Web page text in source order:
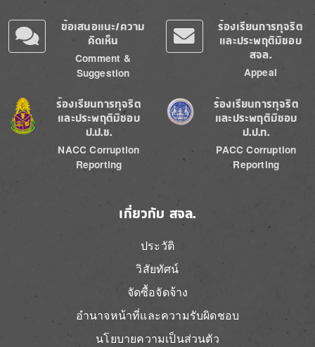
ข้อเสนอแนะ/ความ
คิดเห็น
Comment &
Suggestion
ร้องเรียนการทุจริต
และประพฤติมิชอบ
สจล.
Appeal
Image
ร้องเรียนการทุจริต
และประพฤติมิชอบ
ป.ป.ช.
NACC Corruption
Reporting
Image
ร้องเรียนการทุจริต
และประพฤติมิชอบ
ป.ป.ท.
PACC Corruption
Reporting
เกี่ยวกับ สจล.
ประวัติ
วิสัยทัศน์
จัดซื้อจัดจ้าง
อำนาจหน้าที่และความรับผิดชอบ
นโยบายความเป็นส่วนตัว